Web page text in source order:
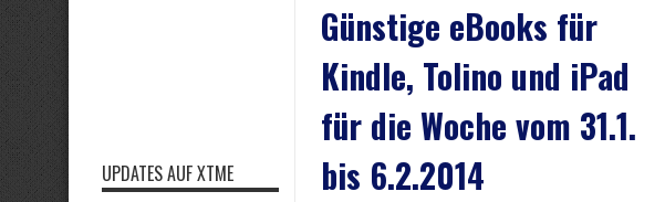
Günstige eBooks für
Kindle, Tolino und iPad
für die Woche vom 31.1.
bis 6.2.2014
UPDATES AUF XTME